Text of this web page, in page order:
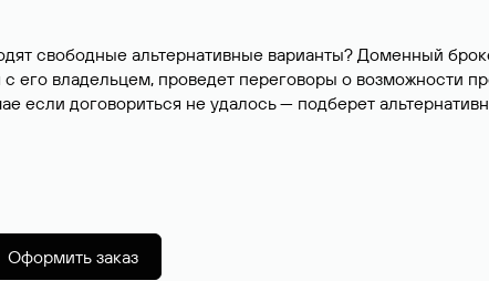
свободные альтернативные варианты? Доменный
его владельцем, проведет переговоры о возможности
если договориться не удалось — подберет
Оформить заказ